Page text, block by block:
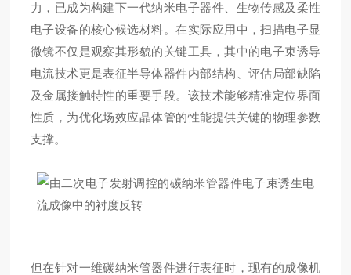
力，已成为构建下一代纳米电子器件 、生物传感及柔性
电子设备的核心候选材料。在实际应用中，扫描电子显
微镜不仅是观察其形貌的关键工具，其中的电子束诱导
电流技术更是表征半导体器件内部结构、评估局部缺陷
及金属接触特性的重要手段。该技术能够精准定位界面
性质，为优化场效应晶体管的性能提供关键的物理参数
支撑。
但在针对一维碳纳米管器件进行表征时，现有的成像机